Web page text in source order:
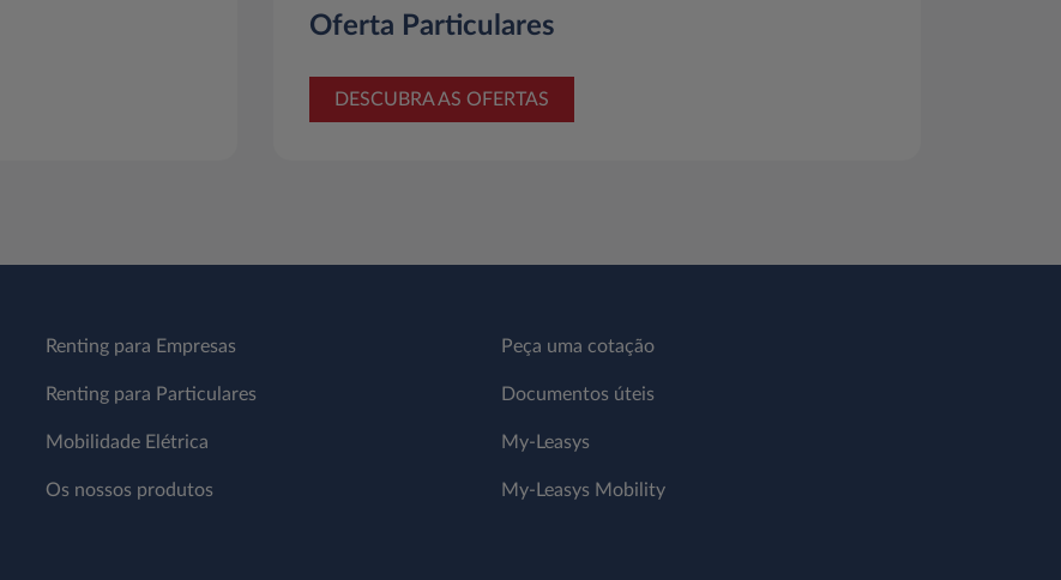
Oferta Particulares
DESCUBRA AS OFERTAS
Renting para Empresas
Renting para Particulares
Mobilidade Elétrica
Os nossos produtos
Peça uma cotação
Documentos úteis
My-Leasys
My-Leasys Mobility